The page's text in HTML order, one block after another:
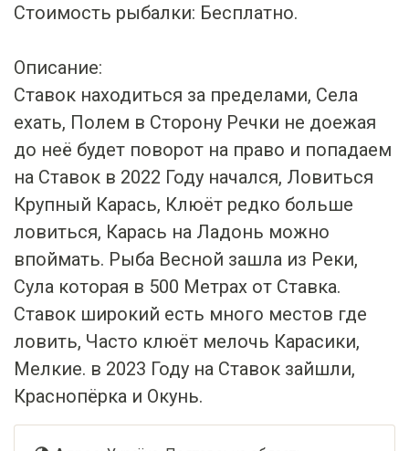
Стоимость рыбалки: Бесплатно.
Описание:
Ставок находиться за пределами, Села
ехать, Полем в Сторону Речки не доежая
до неё будет поворот на право и попадаем
на Ставок в 2022 Году начался, Ловиться
Крупный Карась, Клюёт редко больше
ловиться, Карась на Ладонь можно
впоймать. Рыба Весной зашла из Реки,
Сула которая в 500 Метрах от Ставка.
Ставок широкий есть много местов где
ловить, Часто клюёт мелочь Карасики,
Мелкие. в 2023 Году на Ставок зайшли,
Краснопёрка и Окунь.